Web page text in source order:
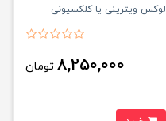
لوکس ويترينی يا کلکسيونی
8,250,000 تومان